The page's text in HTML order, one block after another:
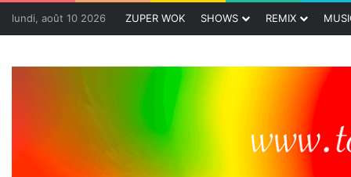
lundi, août 10 2026 ZUPER WOK SHOWS REMIX